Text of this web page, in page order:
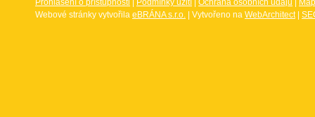
Prohlášení o přístupnosti
Podmínky užití Ochrana osobních údajů
Webové stránky vytvořila eBRÁNA s.r.o. | Vytvořeno na WebArchitect|